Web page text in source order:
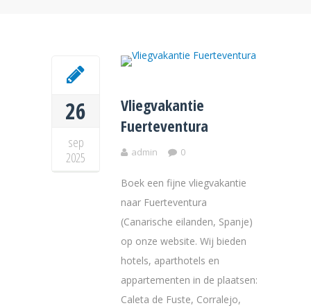
26
sep
2025
Vliegvakantie
Fuerteventura
admin 0
Boek een fijne vliegvakantie
naar Fuerteventura
(Canarische eilanden, Spanje)
op onze website. Wij bieden
hotels, aparthotels en
appartementen in de plaatsen:
Caleta de Fuste, Corralejo,